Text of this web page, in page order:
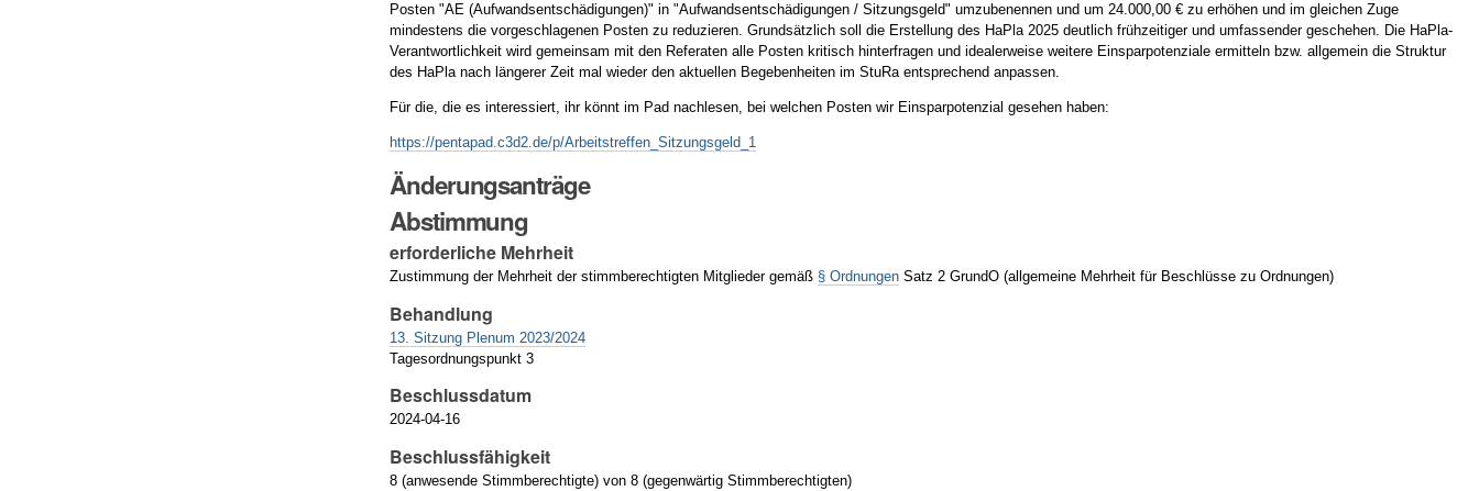
Posten "AE (Aufwandsentschädigungen)" in "Aufwandsentschädigungen / Sitzungsgeld" umzubenennen und um 24.000,00 € zu erhöhen und im gleichen Zuge
mindestens die vorgeschlagenen Posten zu reduzieren. Grundsätzlich soll die Erstellung des HaPla 2025 deutlich frühzeitiger und umfassender geschehen. Die HaPla-
Verantwortlichkeit wird gemeinsam mit den Referaten alle Posten kritisch hinterfragen und idealerweise weitere Einsparpotenziale ermitteln bzw. allgemein die Struktur
des HaPla nach längerer Zeit mal wieder den aktuellen Begebenheiten im StuRa entsprechend anpassen.
Für die, die es interessiert, ihr könnt im Pad nachlesen, bei welchen Posten wir Einsparpotenzial gesehen haben:
https://pentapad.c3d2.de/p/Arbeitstreffen_Sitzungsgeld_1
Änderungsanträge
Abstimmung
erforderliche Mehrheit
Zustimmung der Mehrheit der stimmberechtigten Mitglieder gemäß § Ordnungen Satz 2 GrundO (allgemeine Mehrheit für Beschlüsse zu Ordnungen)
Behandlung
13. Sitzung Plenum 2023/2024
Tagesordnungspunkt 3
Beschlussdatum
2024-04-16
Beschlussfähigkeit
8 (anwesende Stimmberechtigte) von 8 (gegenwärtig Stimmberechtigten)